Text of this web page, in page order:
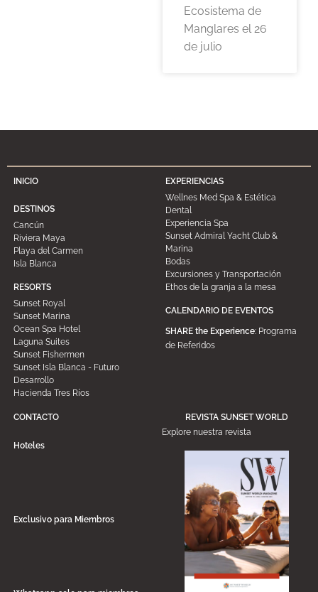
Ecosistema de
Manglares el 26
de julio
INICIO
DESTINOS
Cancún
Riviera Maya
Playa del Carmen
Isla Blanca
RESORTS
Sunset Royal
Sunset Marina
Ocean Spa Hotel
Laguna Suites
Sunset Fishermen
Sunset Isla Blanca - Futuro
Desarrollo
Hacienda Tres Ríos
EXPERIENCIAS
Wellnes Med Spa & Estética
Dental
Experiencia Spa
Sunset Admiral Yacht Club &
Marina
Bodas
Excursiones y Transportación
Ethos de la granja a la mesa
CALENDARIO DE EVENTOS
SHARE the Experience: Programa
de Referidos
REVISTA SUNSET WORLD
Explore nuestra revista
CONTACTO
Hoteles
Exclusivo para Miembros